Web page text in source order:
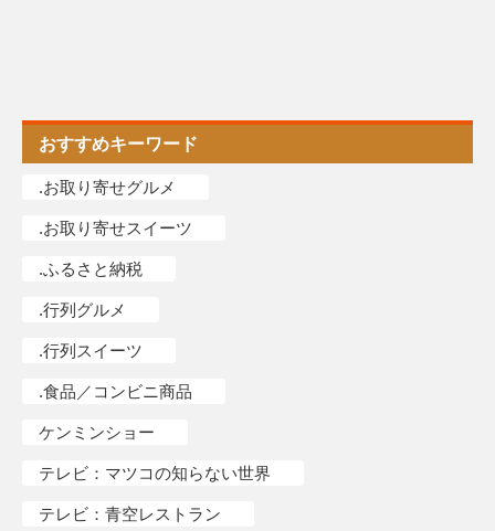
おすすめキーワード
.お取り寄せグルメ
.お取り寄せスイーツ
.ふるさと納税
.行列グルメ
.行列スイーツ
.食品／コンビニ商品
ケンミンショー
テレビ：マツコの知らない世界
テレビ：青空レストラン